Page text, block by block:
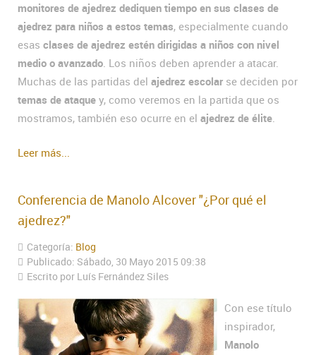
monitores de ajedrez dediquen tiempo en sus clases de
ajedrez para niños a estos temas, especialmente cuando
esas clases de ajedrez estén dirigidas a niños con nivel
medio o avanzado. Los niños deben aprender a atacar.
Muchas de las partidas del ajedrez escolar se deciden por
temas de ataque y, como veremos en la partida que os
mostramos, también eso ocurre en el ajedrez de élite.
Leer más...
Conferencia de Manolo Alcover "¿Por qué el
ajedrez?"
Categoría: Blog
Publicado: Sábado, 30 Mayo 2015 09:38
Escrito por Luís Fernández Siles
Con ese título
inspirador,
Manolo